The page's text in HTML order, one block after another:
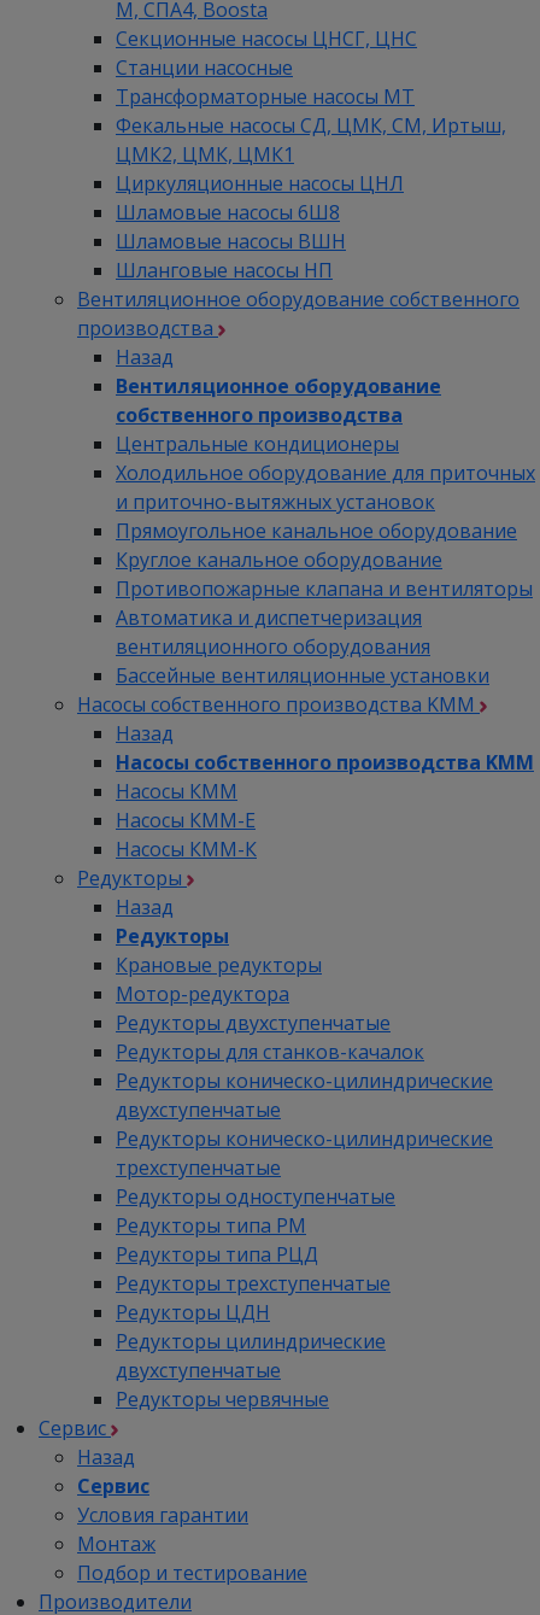
М, СПА4, Boosta
Секционные насосы ЦНСГ, ЦНС
Станции насосные
Трансформаторные насосы МТ
Фекальные насосы СД, ЦМК, СМ, Иртыш,
ЦМК2, ЦМК, ЦМК1
Циркуляционные насосы ЦНЛ
Шламовые насосы 6Ш8
Шламовые насосы ВШН
Шланговые насосы НП
Вентиляционное оборудование собственного
производства
Назад
Вентиляционное оборудование
собственного производства
Центральные кондиционеры
Холодильное оборудование для приточных
и приточно-вытяжных установок
Прямоугольное канальное оборудование
Круглое канальное оборудование
Противопожарные клапана и вентиляторы
Автоматика и диспетчеризация
вентиляционного оборудования
Бассейные вентиляционные установки
Насосы собственного производства KMM
Назад
Насосы собственного производства KMM
Насосы КММ
Насосы КММ-Е
Насосы КММ-К
Редукторы
Назад
Редукторы
Крановые редукторы
Мотор-редуктора
Редукторы двухступенчатые
Редукторы для станков-качалок
Редукторы коническо-цилиндрические
двухступенчатые
Редукторы коническо-цилиндрические
трехступенчатые
Редукторы одноступенчатые
Редукторы типа РМ
Редукторы типа РЦД
Редукторы трехступенчатые
Редукторы ЦДН
Редукторы цилиндрические
двухступенчатые
Редукторы червячные
Сервис
Назад
Сервис
Условия гарантии
Монтаж
Подбор и тестирование
Производители